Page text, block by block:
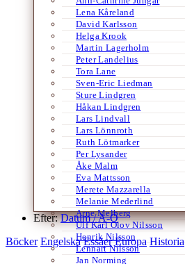
Lena Kåreland
David Karlsson
Helga Krook
Martin Lagerholm
Peter Landelius
Tora Lane
Sven-Eric Liedman
Sture Lindgren
Håkan Lindgren
Lars Lindvall
Lars Lönnroth
Ruth Lötmarker
Per Lysander
Åke Malm
Eva Mattsson
Merete Mazzarella
Melanie Mederlind
Arne Melberg
Ulf Karl Olov Nilsson
Henrik Nilsson
Lennart Nilsson
Jan Norming
Efter:Datum /A-Ö
Böcker Engelska Essäer Europa Historia